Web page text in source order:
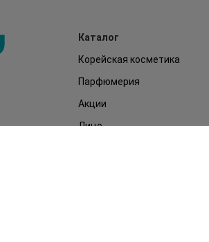
Каталог
Корейская косметика
Парфюмерия
Акции
Лицо